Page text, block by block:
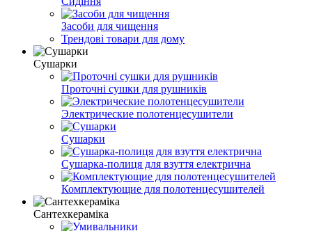
Засоби для чищення
Трендові товари для дому
Сушарки
Проточні сушки для рушників
Электрические полотенцесушители
Сушарки
Сушарка-полиця для взуття електрична
Комплектующие для полотенцесушителей
Сантехкераміка